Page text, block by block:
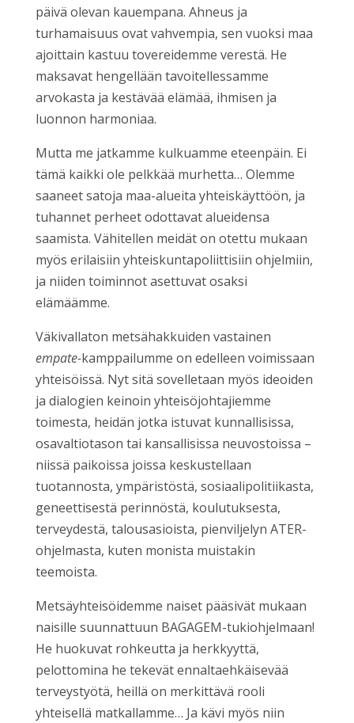
päivä olevan kauempana. Ahneus ja
turhamaisuus ovat vahvempia, sen vuoksi maa
ajoittain kastuu tovereidemme verestä. He
maksavat hengellään tavoitellessamme
arvokasta ja kestävää elämää, ihmisen ja
luonnon harmoniaa.
Mutta me jatkamme kulkuamme eteenpäin. Ei
tämä kaikki ole pelkkää murhetta… Olemme
saaneet satoja maa-alueita yhteiskäyttöön, ja
tuhannet perheet odottavat alueidensa
saamista. Vähitellen meidät on otettu mukaan
myös erilaisiin yhteiskuntapoliittisiin ohjelmiin,
ja niiden toiminnot asettuvat osaksi
elämäämme.
Väkivallaton metsähakkuiden vastainen
empate-kamppailumme on edelleen voimissaan
yhteisöissä. Nyt sitä sovelletaan myös ideoiden
ja dialogien keinoin yhteisöjohtajiemme
toimesta, heidän jotka istuvat kunnallisissa,
osavaltiotason tai kansallisissa neuvostoissa –
niissä paikoissa joissa keskustellaan
tuotannosta, ympäristöstä, sosiaalipolitiikasta,
geneettisestä perinnöstä, koulutuksesta,
terveydestä, talousasioista, pienviljelyn ATER-
ohjelmasta, kuten monista muistakin
teemoista.
Metsäyhteisöidemme naiset pääsivät mukaan
naisille suunnattuun BAGAGEM-tukiohjelmaan!
He huokuvat rohkeutta ja herkkyyttä,
pelottomina he tekevät ennaltaehkäisevää
terveystyötä, heillä on merkittävä rooli
yhteisellä matkallamme… Ja kävi myös niin